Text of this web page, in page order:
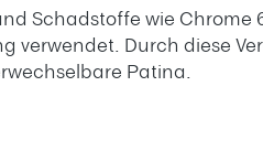
Schadstoffe wie
verwendet. Durch diese
Patina.